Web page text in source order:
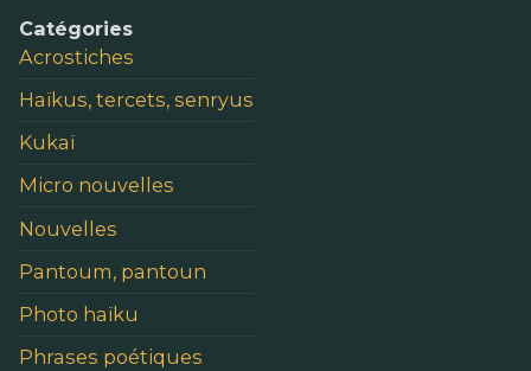
Catégories
Acrostiches
Haïkus, tercets, senryus
Kukaï
Micro nouvelles
Nouvelles
Pantoum, pantoun
Photo haïku
Phrases poétiques